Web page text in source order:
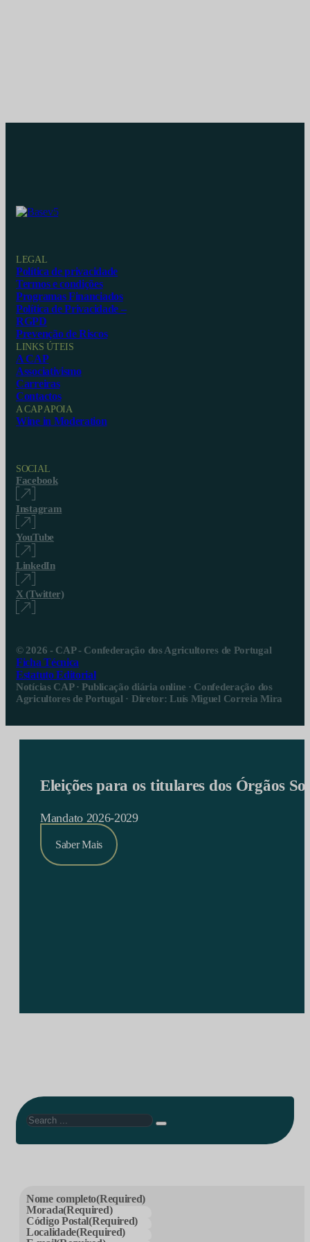
LEGAL
Política de privacidade
Termos e condições
Programas Financiados
Política de Privacidade –
RGPD
Prevenção de Riscos
LINKS ÚTEIS
A CAP
Associativismo
Carreiras
Contactos
A CAP APOIA
Wine in Moderation
SOCIAL
Facebook
Instagram
YouTube
LinkedIn
X (Twitter)
© 2026 - CAP - Confederação dos Agricultores de Portugal
Ficha Técnica
Estatuto Editorial
Notícias CAP · Publicação diária online · Confederação dos
Agricultores de Portugal · Diretor: Luís Miguel Correia Mira
Eleições para os titulares dos Órgãos
Mandato 2026-2029
Saber Mais
Search
Nome completo(Required)
Morada(Required)
Código Postal(Required)
Localidade(Required)